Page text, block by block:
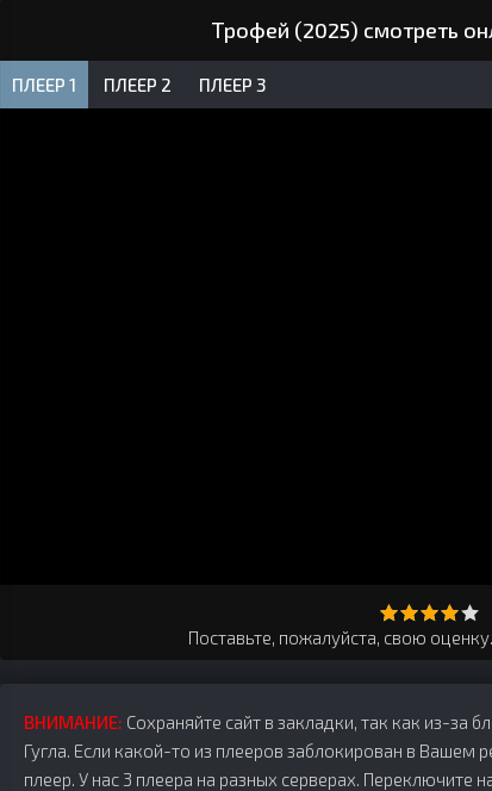
Трофей (2025) смотреть
ПЛЕЕР 1 ПЛЕЕР 2 ПЛЕЕР 3
Поставьте, пожалуйста, свою
ВНИМАНИЕ: Сохраняйте сайт в закладки, так как из-за
Гугла. Если какой-то из плееров заблокирован в Вашем
плеер. У нас 3 плеера на разных серверах. Переключите